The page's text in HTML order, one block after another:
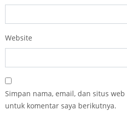
Website
Simpan nama, email, dan situs
untuk komentar saya berikutnya.